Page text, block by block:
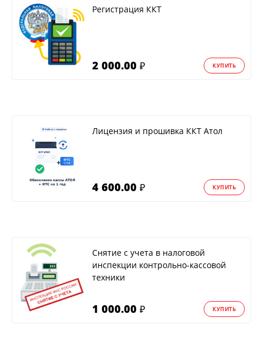
Регистрация ККТ
2 000.00 ₽ КУПИТЬ
Лицензия и прошивка ККТ Атол
4 600.00 ₽ КУПИТЬ
Снятие с учета в налоговой
инспекции контрольно-кассовой
техники
1 000.00 ₽ КУПИТЬ